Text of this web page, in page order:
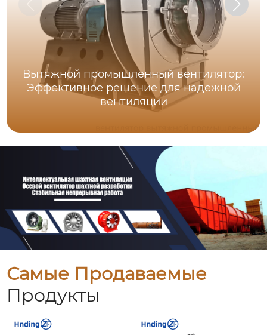
Вытяжной промышленный вентилятор:
Эффективное решение для надежной
вентиляции
Самые Продаваемые
Продукты